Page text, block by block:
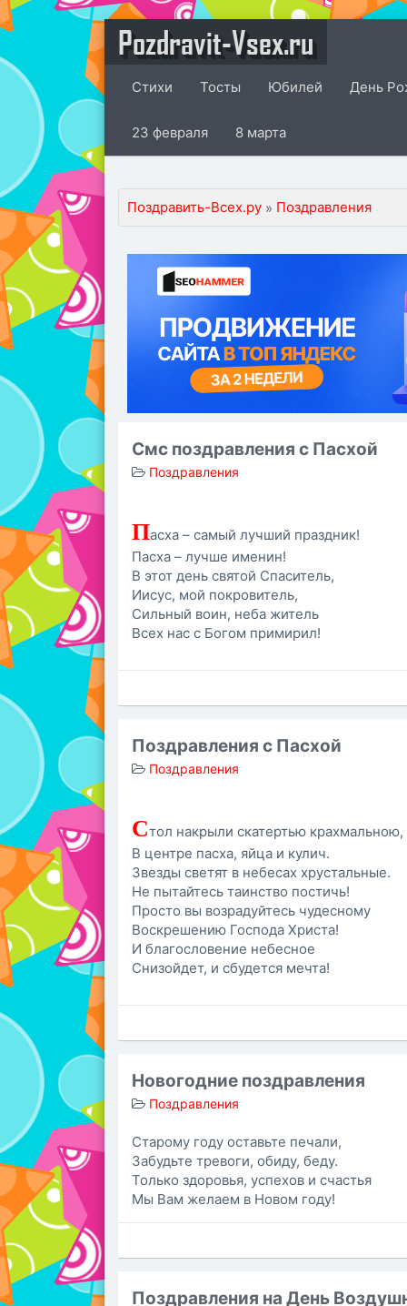
Pozdravit-Vsex.ru
Стихи Тосты Юбилей День
23 февраля 8 марта
Поздравить-Всех.ру » Поздравления
Смс поздравления с Пасхой
Поздравления
Пасха – самый лучший праздник!
Пасха – лучше именин!
В этот день святой Спаситель,
Иисус, мой покровитель,
Сильный воин, неба житель
Всех нас с Богом примирил!
Поздравления с Пасхой
Поздравления
Стол накрыли скатертью крахмальною,
В центре пасха, яйца и кулич.
Звезды светят в небесах хрустальные.
Не пытайтесь таинство постичь!
Просто вы возрадуйтесь чудесному
Воскрешению Господа Христа!
И благословение небесное
Снизойдет, и сбудется мечта!
Новогодние поздравления
Поздравления
Старому году оставьте печали,
Забудьте тревоги, обиду, беду.
Только здоровья, успехов и счастья
Мы Вам желаем в Новом году!
Поздравления на День